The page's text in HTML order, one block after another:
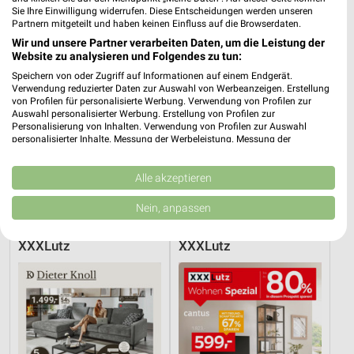
43,7 km
Hot Sommer Sale Angebote ab 03.08.
Noch heute gültig
XXXLutz XXXLutz
Sie Ihre Einwilligung widerrufen. Diese Entscheidungen werden unseren
Partnern mitgeteilt und haben keinen Einfluss auf die Browserdaten.
Wir und unsere Partner verarbeiten Daten, um die Leistung der
Website zu analysieren und Folgendes zu tun:
Speichern von oder Zugriff auf Informationen auf einem Endgerät.
Verwendung reduzierter Daten zur Auswahl von Werbeanzeigen. Erstellung
von Profilen für personalisierte Werbung. Verwendung von Profilen zur
Auswahl personalisierter Werbung. Erstellung von Profilen zur
Personalisierung von Inhalten. Verwendung von Profilen zur Auswahl
personalisierter Inhalte. Messung der Werbeleistung. Messung der
Kombinationen von Daten aus verschiedenen Quellen. Entwicklung und
Verbesserung der Angebote. Verwendung reduzierter Daten zur Auswahl
von Inhalten.
Daten können außerhalb der Europäischen Union weitergegeben und in die
USA gesendet werden.
Website/App.
Partnerliste anzeigen (1 IAB-Anbieter)
Wir nutzen Ihre Daten für folgende Zwecke:
IAB-Verarbeitungszwecke:
Speichern von oder Zugriff auf Informationen
auf einem Endgerät
Alle akzeptieren
Nein, anpassen